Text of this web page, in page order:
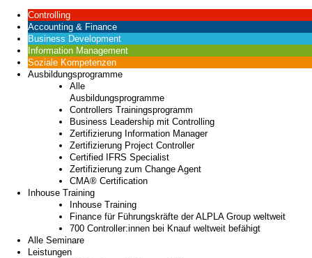
Controlling
Accounting & Finance
Business Development
Information Management
Soziale Kompetenzen
Ausbildungsprogramme
Alle
Ausbildungsprogramme
Controllers Trainingsprogramm
Business Leadership mit Controlling
Zertifizierung Information Manager
Zertifizierung Project Controller
Certified IFRS Specialist
Zertifizierung zum Change Agent
CMA® Certification
Inhouse Training
Inhouse Training
Finance für Führungskräfte der ALPLA Group weltweit
700 Controller:innen bei Knauf weltweit befähigt
Alle Seminare
Leistungen